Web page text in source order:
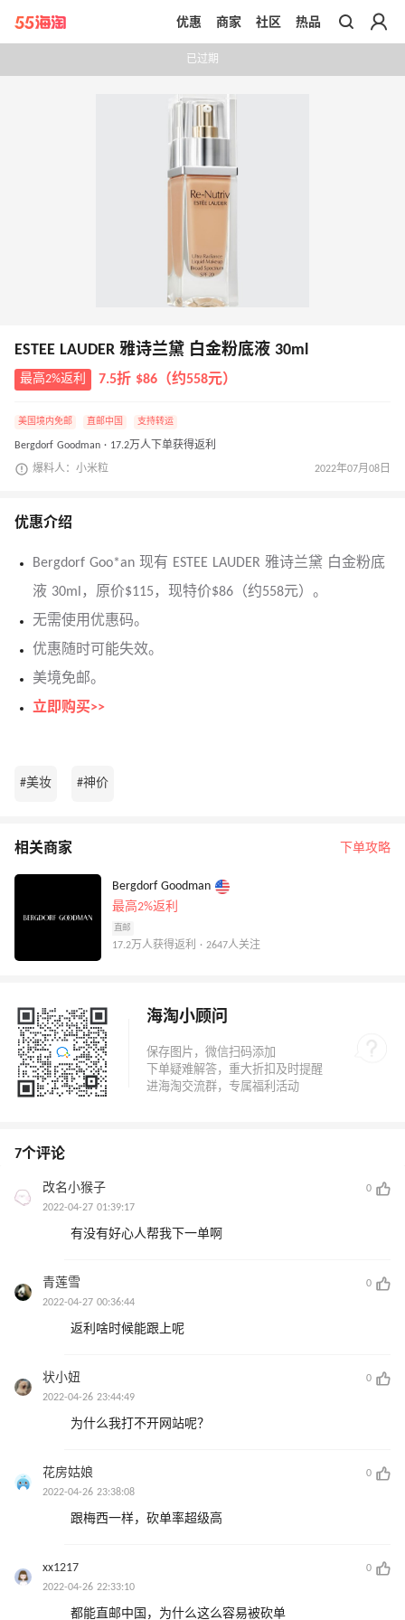
带你去官网买正品
优惠 商家 社区 热品
已过期
ESTEE LAUDER 雅诗兰黛 白金粉底液 30ml
最高2%返利 7.5折 $86（约558元）
美国境内免邮 直邮中国 支持转运
Bergdorf Goodman · 17.2万人下单获得返利
爆料人：小米粒 2022年07月08日
优惠介绍
Bergdorf Goo*an 现有 ESTEE LAUDER 雅诗兰黛 白金粉底
液 30ml，原价$115，现特价$86（约558元）。
无需使用优惠码。
优惠随时可能失效。
美境免邮。
立即购买>>
#美妆 #神价
相关商家 下单攻略
Bergdorf Goodman
最高2%返利
直邮
17.2万人获得返利 · 2647人关注
海淘小顾问
7个评论
改名小猴子
0
2022-04-27 01:39:17
有没有好心人帮我下一单啊
青莲雪
0
2022-04-27 00:36:44
返利啥时候能跟上呢
状小妞
0
2022-04-26 23:44:49
为什么我打不开网站呢？
花房姑娘
0
2022-04-26 23:38:08
跟梅西一样，砍单率超级高
xx1217
0
2022-04-26 22:33:10
都能直邮中国，为什么这么容易被砍单